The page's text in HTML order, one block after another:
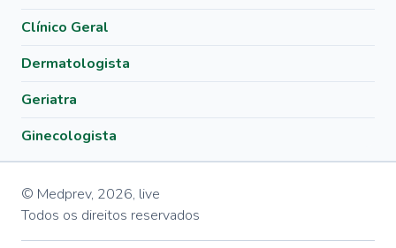
Clínico Geral
Dermatologista
Geriatra
Ginecologista
© Medprev, 2026, live
Todos os direitos reservados